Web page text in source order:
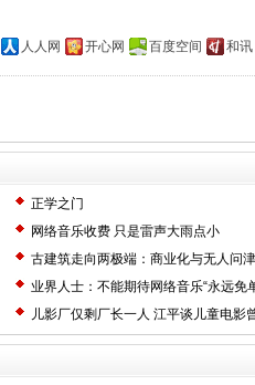
人人网 开心网 百度空间 和讯
正学之门
网络音乐收费 只是雷声大雨点小
古建筑走向两极端：商业化与无人问
业界人士：不能期待网络音乐“永远免
儿影厂仅剩厂长一人 江平谈儿童电影